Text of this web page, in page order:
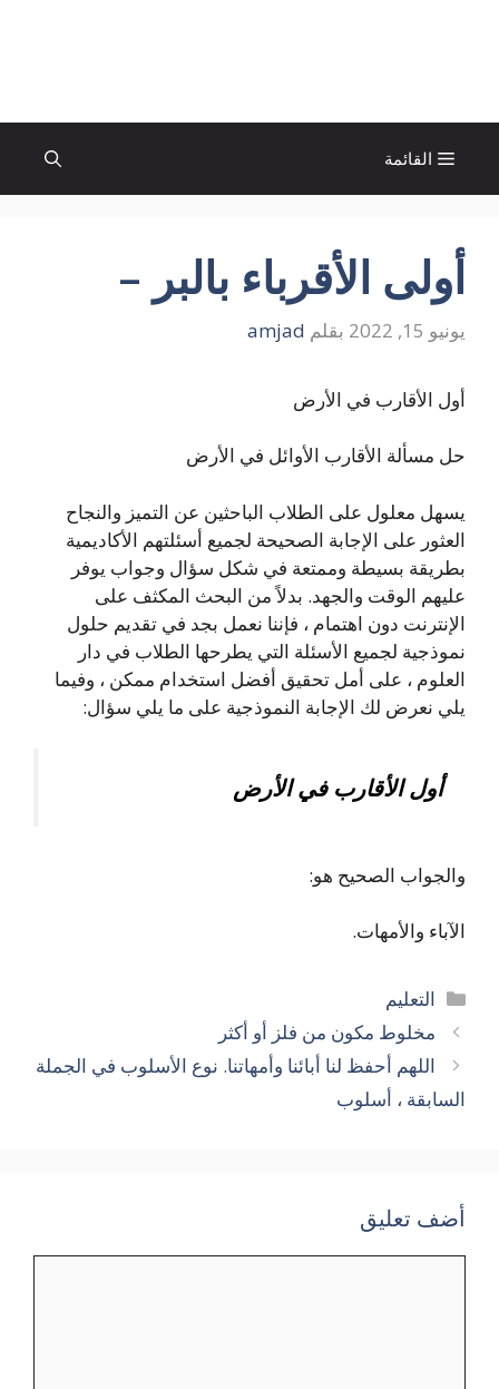
القائمة
أولى الأقرباء بالبر –
يونيو 15, 2022 بقلم amjad
أول الأقارب في الأرض
حل مسألة الأقارب الأوائل في الأرض
يسهل معلول على الطلاب الباحثين عن التميز والنجاح
العثور على الإجابة الصحيحة لجميع أسئلتهم الأكاديمية
بطريقة بسيطة وممتعة في شكل سؤال وجواب يوفر
عليهم الوقت والجهد. بدلاً من البحث المكثف على
الإنترنت دون اهتمام ، فإننا نعمل بجد في تقديم حلول
نموذجية لجميع الأسئلة التي يطرحها الطلاب في دار
العلوم ، على أمل تحقيق أفضل استخدام ممكن ، وفيما
يلي نعرض لك الإجابة النموذجية على ما يلي سؤال:
أول الأقارب في الأرض
والجواب الصحيح هو:
الآباء والأمهات.
التصنيفات
التعليم
مخلوط مكون من فلز أو أكثر
اللهم أحفظ لنا أبائنا وأمهاتنا. نوع الأسلوب في الجملة
السابقة ، أسلوب
أضف تعليق